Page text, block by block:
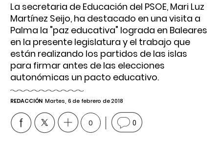
La secretaria de Educación del PSOE, Mari Luz
Martínez Seijo, ha destacado en una visita a
Palma la "paz educativa" lograda en Baleares
en la presente legislatura y el trabajo que
están realizando los partidos de las islas
para firmar antes de las elecciones
autonómicas un pacto educativo.
REDACCIÓN Martes, 6 de febrero de 2018
0 0